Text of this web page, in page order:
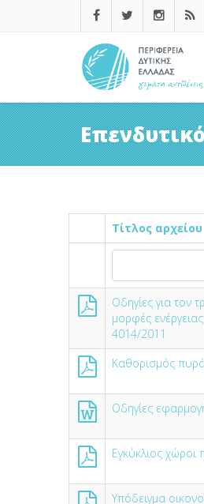
Τίτλος αρχείου
Οδηγίες για τον
μορφές
4014/2011
Καθορισμός
Οδηγίες
Εγκύκλιος χώροι
Υπόδειγμα